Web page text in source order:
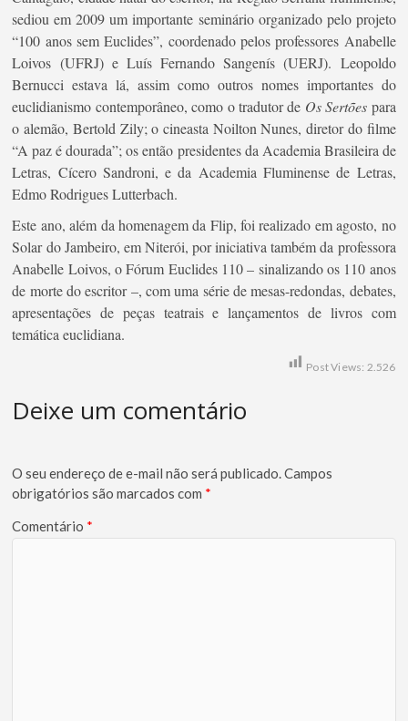
sediou em 2009 um importante seminário organizado pelo projeto
“100 anos sem Euclides”, coordenado pelos professores Anabelle
Loivos (UFRJ) e Luís Fernando Sangenís (UERJ). Leopoldo
Bernucci estava lá, assim como outros nomes importantes do
euclidianismo contemporâneo, como o tradutor de Os Sertões para
o alemão, Bertold Zily; o cineasta Noilton Nunes, diretor do filme
“A paz é dourada”; os então presidentes da Academia Brasileira de
Letras, Cícero Sandroni, e da Academia Fluminense de Letras,
Edmo Rodrigues Lutterbach.
Este ano, além da homenagem da Flip, foi realizado em agosto, no
Solar do Jambeiro, em Niterói, por iniciativa também da professora
Anabelle Loivos, o Fórum Euclides 110 – sinalizando os 110 anos
de morte do escritor –, com uma série de mesas-redondas, debates,
apresentações de peças teatrais e lançamentos de livros com
temática euclidiana.
Post Views: 2.526
Deixe um comentário
O seu endereço de e-mail não será publicado.Campos
obrigatórios são marcados com *
Comentário *